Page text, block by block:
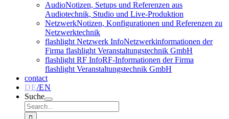
AudioNotizen, Setups und Referenzen aus
Audiotechnik, Studio und Live-Produktion
NetzwerkNotizen, Konfigurationen und Referenzen zu
Netzwerktechnik
flashlight Netzwerk InfoNetzwerkinformationen der
Firma flashlight Veranstaltungstechnik GmbH
flashlight RF InfoRF-Informationen der Firma
flashlight Veranstaltungstechnik GmbH
contact
DE/EN
Suche
Suche
nach: